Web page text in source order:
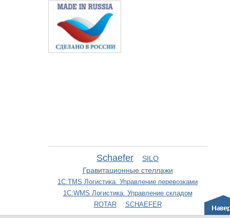
Schaefer
SILO
Гравитационные стеллажи
1С:TMS Логистика. Управление перевозками
1С:WMS Логистика. Управление складом
ROTAR
SCHAEFER